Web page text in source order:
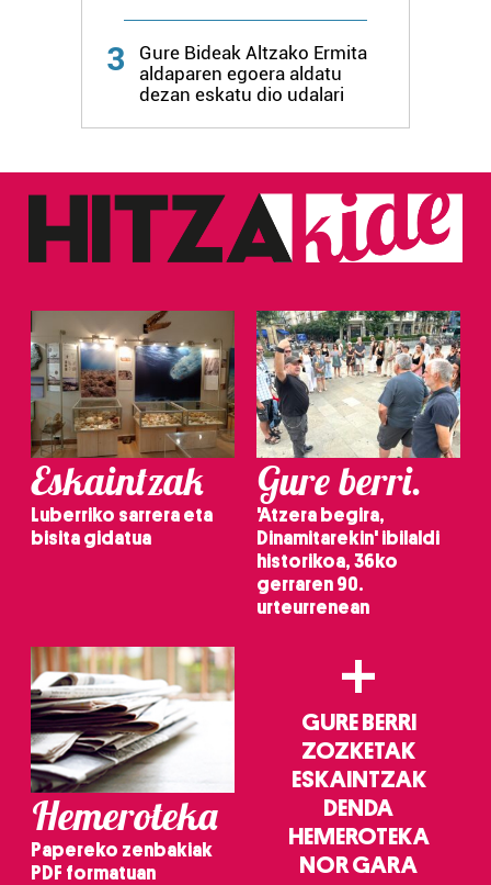
3
Gure Bideak Altzako Ermita
aldaparen egoera aldatu
dezan eskatu dio udalari
Eskaintzak
Luberriko sarrera eta
bisita gidatua
Gure berri.
'Atzera begira,
Dinamitarekin' ibilaldi
historikoa, 36ko
gerraren 90.
urteurrenean
Hemeroteka
Papereko zenbakiak
PDF formatuan
+
GURE BERRI
ZOZKETAK
ESKAINTZAK
DENDA
HEMEROTEKA
NOR GARA